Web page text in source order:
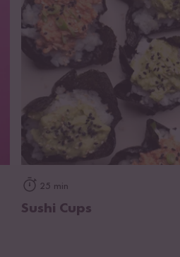
25 min
Sushi Cups